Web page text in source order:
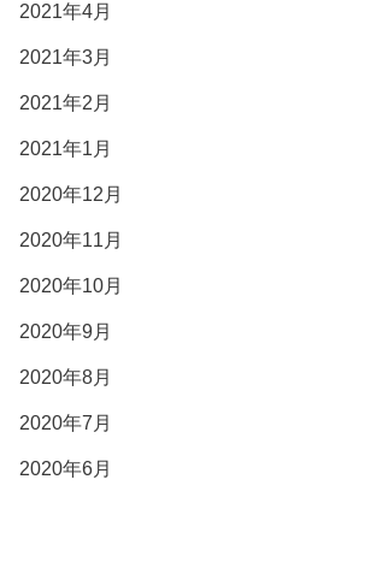
2021年4月
2021年3月
2021年2月
2021年1月
2020年12月
2020年11月
2020年10月
2020年9月
2020年8月
2020年7月
2020年6月